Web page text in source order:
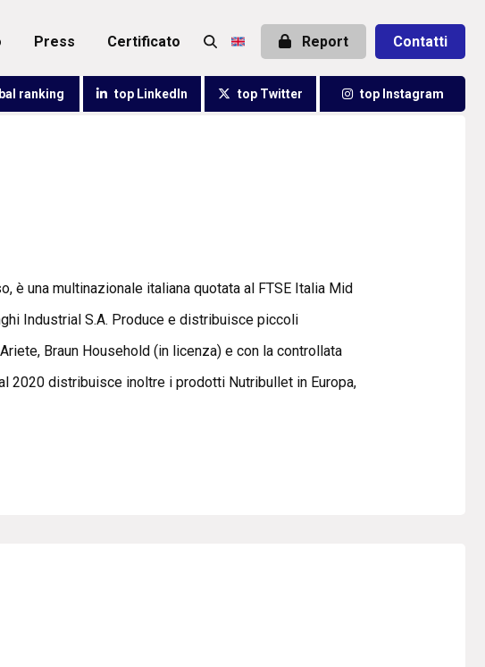
press certificato Report Contatti
ranking top LinkedIn top Twitter top Instagram
è una multinazionale italiana quotata al FTSE Italia Mid
Industrial S.A. Produce e distribuisce piccoli
Braun Household (in licenza) e con la controllata
distribuisce inoltre i prodotti Nutribullet in Europa,